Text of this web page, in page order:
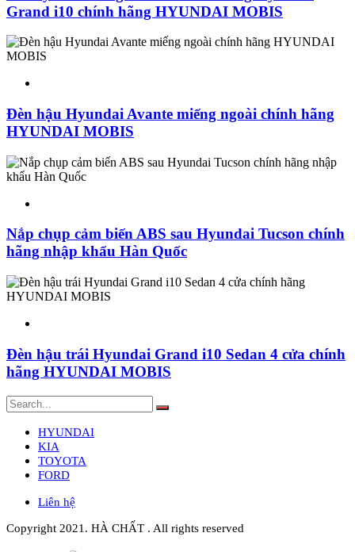
Grand i10 chính hãng HYUNDAI MOBIS
Đèn hậu Hyundai Avante miếng ngoài chính hãng
HYUNDAI MOBIS
Nắp chụp cảm biến ABS sau Hyundai Tucson chính
hãng nhập khẩu Hàn Quốc
Đèn hậu trái Hyundai Grand i10 Sedan 4 cửa chính
hãng HYUNDAI MOBIS
HYUNDAI
KIA
TOYOTA
FORD
Liên hệ
Copyright 2021. HÀ CHẤT . All rights reserved